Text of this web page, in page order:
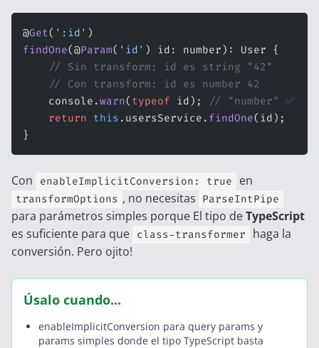
@Get( ':id' )
findOne(@Param( 'id' ) id: number): User {
    // Sin transform: id es string "42"
    // Con transform: id es number 42
    console.
warn( typeof id);
// "number" ✅
    return
this .usersService. findOne(id);
}
Con enableImplicitConversion: true en
transformOptions , no necesitas ParseIntPipe
para parámetros simples porque El tipo deTypeScript
es suficiente para que class-transformer
haga la
conversión. Pero ojito!
Úsalo cuando...
enableImplicitConversion para query params y
params simples donde el tipo TypeScript basta